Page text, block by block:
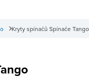
Kryty spínačů Spínače Tango